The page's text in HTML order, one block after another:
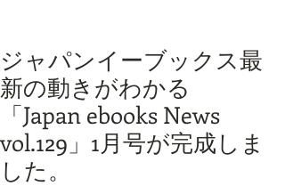
ジャパンイーブックス最
新の動きがわかる
「Japan ebooks News
vol.129」1月号が完成しま
した。